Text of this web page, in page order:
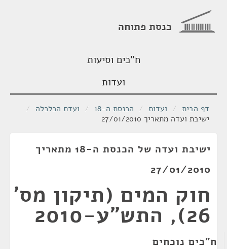
כנסת פתוחה
ח"כים וסיעות
ועדות
דף הבית / ועדות / הכנסת ה-18 / ועדת הכלכלה /
ישיבת ועדה מתאריך 27/01/2010
ישיבת ועדה של הכנסת ה-18 מתאריך
27/01/2010
חוק המים (תיקון מס'
26), התש"ע-2010
ח"כים נוכחים